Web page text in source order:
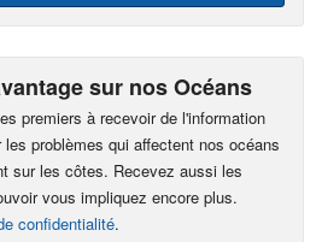
sur nos Océans
premiers à recevoir de l'information
problèmes qui affectent nos océans
sur les côtes. Recevez aussi les
vous impliquez encore plus.
confidentialité.